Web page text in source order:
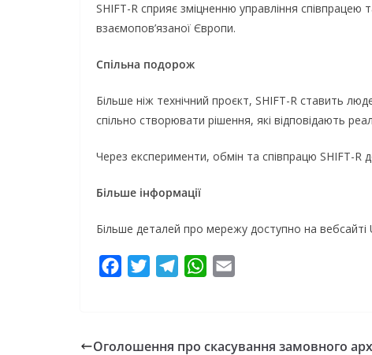
SHIFT-R сприяє зміцненню управління
взаємопов’язаної Європи.
Спільна подорож
Більше ніж технічний проєкт, SHIFT-R ставить
спільно створювати рішення, які відповідають
Через експерименти, обмін та співпрацю SHIFT-R
Більше інформації
Більше деталей про мережу доступно на
W
Оголошення про скасування замовного